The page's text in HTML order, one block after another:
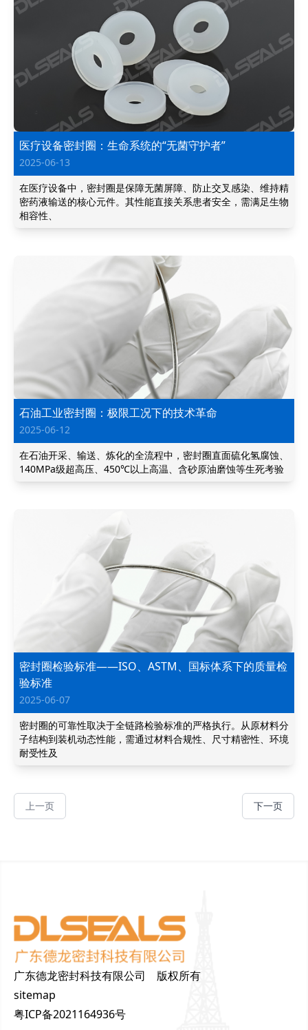
医疗设备密封圈：生命系统的“无菌守护者”
2025-06-13
在医疗设备中，密封圈是保障无菌屏障、防止交叉感染、维持精
密药液输送的核心元件。其性能直接关系患者安全，需满足生物
相容性、
石油工业密封圈：极限工况下的技术革命
2025-06-12
在石油开采、输送、炼化的全流程中，​密封圈直面硫化氢腐蚀、
140MPa级超高压、450℃以上高温、含砂原油磨蚀等生死考验
密封圈检验标准——ISO、ASTM、国标体系下的质量检
验标准
2025-06-07
密封圈的可靠性取决于全链路检验标准的严格执行。从原材料分
子结构到装机动态性能，需通过材料合规性、尺寸精密性、环境
耐受性及
上一页 下一页
广东德龙密封科技有限公司 版权所有
sitemap
粤ICP备2021164936号